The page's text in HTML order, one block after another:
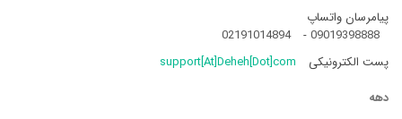
پیامرسان واتساپ
09019398888
-
02191014894
پست الکترونیکی
support[At]Deheh[Dot]com
دهه